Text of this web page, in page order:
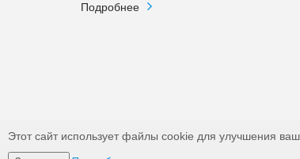
Подробнее
Этот сайт использует файлы cookie для улучшения